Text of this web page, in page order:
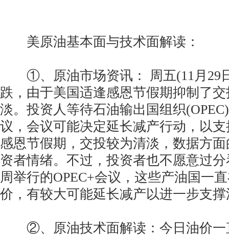
美原油基本面与技术面解读：
①、原油市场资讯： 周五(11月29
跌，由于美国适逢感恩节假期抑制了
淡。投资人等待石油输出国组织
议，会议可能决定延长减产行动，以
感恩节假期，交投较为清淡，数据方
资者情绪。不过，投资者也不愿意过
周举行的OPEC+会议，这些产油国一
价，有较大可能延长减产以进一步支
②、原油技术面解读：今日油价一